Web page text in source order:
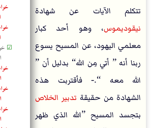
☑
تتكلم الآيات عن شهادة
نيقوديموس، وهو أحد كبار
معلمي اليهود، عن المسيح يسوع
ربنا أنه ” أتي مِن الله“ بدليل أن ”
الله معه “. - فأقتربت هذه
الشهادة من حقيقة تدبير الخلاص
بتجسد المسيح ”الله الذي ظهر